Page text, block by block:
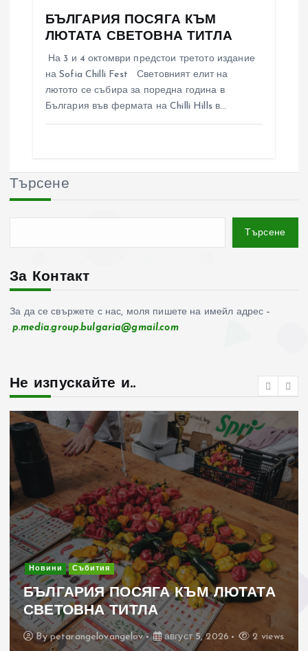
БЪЛГАРИЯ ПОСЯГА КЪМ
ЛЮТАТА СВЕТОВНА ТИТЛА
На 3 и 4 октомври предстои третото издание
на Sofia Chilli Fest Световният елит на
лютото се събира за поредна година в
България във фермата на Chilli Hills в…
Търсене
Търсене
За Контакт
За да се свържете с нас, моля пишете на имейл адрес –
p.media.group.bulgaria@gmail.com
Не изпускайте и..
КЪМ ЛЮТАТА
август 5, 2026 2 views
Новини Събития
24 български
рок фест
By